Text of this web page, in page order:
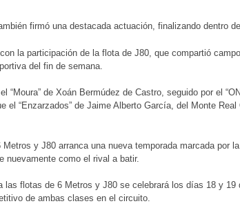
firmó una destacada actuación, finalizando dentro
la participación de la flota de J80, que compartió
del fin de semana.
“Moura” de Xoán Bermúdez de Castro, seguido por el
el “Enzarzados” de Jaime Alberto García, del Monte
y J80 arranca una nueva temporada marcada por
nuevamente como el rival a batir.
las flotas de 6 Metros y J80 se celebrará los días 18 y
de ambas clases en el circuito.